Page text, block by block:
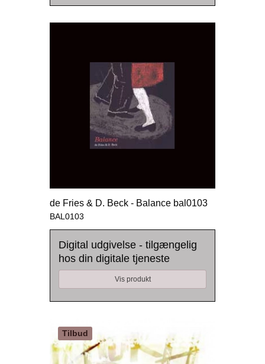
de Fries & D. Beck - Balance bal0103
BAL0103
Digital udgivelse - tilgængelig
hos din digitale tjeneste
Vis produkt
Tilbud